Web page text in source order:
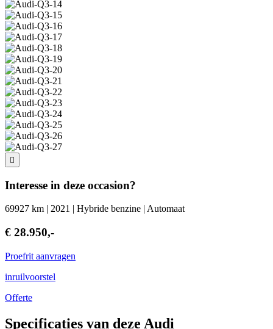
Interesse in deze occasion?
69927 km | 2021 | Hybride benzine | Automaat
€ 28.950,-
Proefrit aanvragen
inruilvoorstel
Offerte
Specificaties van deze Audi